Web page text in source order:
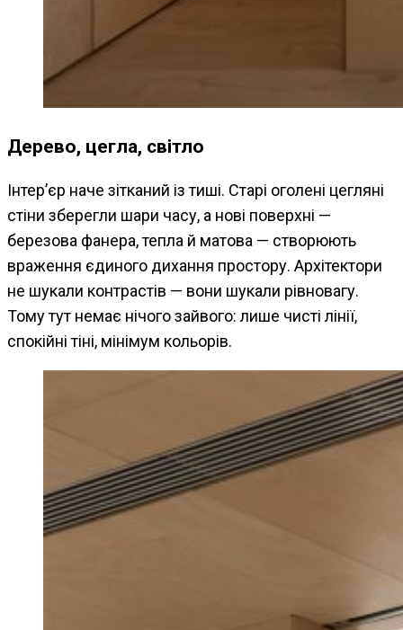
Дерево, цегла, світло
Інтер’єр наче зітканий із тиші. Старі оголені цегляні
стіни зберегли шари часу, а нові поверхні —
березова фанера, тепла й матова — створюють
враження єдиного дихання простору. Архітектори
не шукали контрастів — вони шукали рівновагу.
Тому тут немає нічого зайвого: лише чисті лінії,
спокійні тіні, мінімум кольорів.